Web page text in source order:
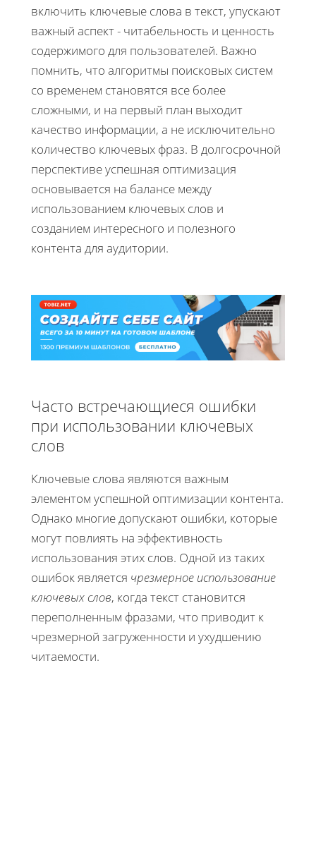
включить ключевые слова в текст, упускают
важный аспект - читабельность и ценность
содержимого для пользователей. Важно
помнить, что алгоритмы поисковых систем
со временем становятся все более
сложными, и на первый план выходит
качество информации, а не исключительно
количество ключевых фраз. В долгосрочной
перспективе успешная оптимизация
основывается на балансе между
использованием ключевых слов и
созданием интересного и полезного
контента для аудитории.
Часто встречающиеся ошибки
при использовании ключевых
слов
Ключевые слова являются важным
элементом успешной оптимизации контента.
Однако многие допускают ошибки, которые
могут повлиять на эффективность
использования этих слов. Одной из таких
ошибок является чрезмерное использование
ключевых слов, когда текст становится
переполненным фразами, что приводит к
чрезмерной загруженности и ухудшению
читаемости.